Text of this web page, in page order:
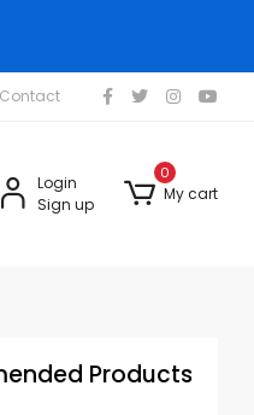
Contact
Login
Sign up
0
My cart
Products